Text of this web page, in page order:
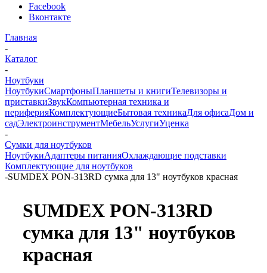
Facebook
Вконтакте
Главная
-
Каталог
-
Ноутбуки
НоутбукиСмартфоныПланшеты и книгиТелевизоры и
приставкиЗвукКомпьютерная техника и
периферияКомплектующиеБытовая техникаДля офисаДом и
садЭлектроинструментМебельУслугиУценка
-
Сумки для ноутбуков
НоутбукиАдаптеры питанияОхлаждающие подставки
Комплектующие для ноутбуков
-SUMDEX PON-313RD сумка для 13" ноутбуков красная
SUMDEX PON-313RD
сумка для 13" ноутбуков
красная